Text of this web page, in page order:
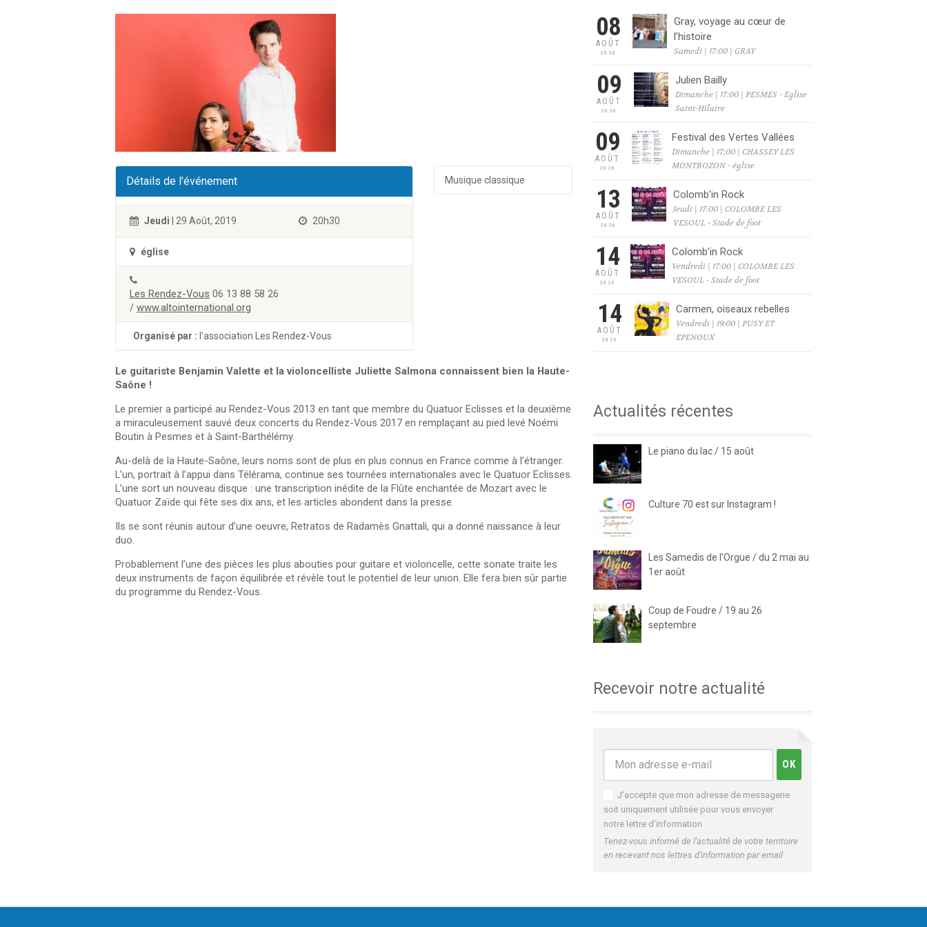
Détails de l'événement
Jeudi | 29 Août, 2019 20h30
église
Les Rendez-Vous 06 13 88 58 26
/ www.altointernational.org
Organisé par : l'association Les Rendez-Vous
Musique classique
Le guitariste Benjamin Valette et la violoncelliste Juliette Salmona connaissent bien la Haute-
Saône !
Le premier a participé au Rendez-Vous 2013 en tant que membre du Quatuor Eclisses et la deuxième
a miraculeusement sauvé deux concerts du Rendez-Vous 2017 en remplaçant au pied levé Noémi
Boutin à Pesmes et à Saint-Barthélémy.
Au-delà de la Haute-Saône, leurs noms sont de plus en plus connus en France comme à l’étranger.
L’un, portrait à l’appui dans Télérama, continue ses tournées internationales avec le Quatuor Eclisses.
L’une sort un nouveau disque : une transcription inédite de la Flûte enchantée de Mozart avec le
Quatuor Zaïde qui fête ses dix ans, et les articles abondent dans la presse.
Ils se sont réunis autour d’une oeuvre, Retratos de Radamès Gnattali, qui a donné naissance à leur
duo.
Probablement l’une des pièces les plus abouties pour guitare et violoncelle, cette sonate traite les
deux instruments de façon équilibrée et révèle tout le potentiel de leur union. Elle fera bien sûr partie
du programme du Rendez-Vous.
08
AOÛT
2026
Gray, voyage au cœur de
l’histoire
Samedi | 17:00 | GRAY
09
AOÛT
2026
Julien Bailly
Dimanche | 17:00 | PESMES - Eglise
Saint-Hilaire
09
AOÛT
2026
Festival des Vertes Vallées
Dimanche | 17:00 | CHASSEY LES
MONTBOZON - église
13
AOÛT
2026
Colomb’in Rock
Jeudi | 17:00 | COLOMBE LES
VESOUL - Stade de foot
14
AOÛT
2026
Colomb’in Rock
Vendredi | 17:00 | COLOMBE LES
VESOUL - Stade de foot
14
AOÛT
2026
Carmen, oiseaux rebelles
Vendredi | 19:00 | PUSY ET
EPENOUX
Actualités récentes
Le piano du lac / 15 août
Culture 70 est sur Instagram !
Les Samedis de l’Orgue / du 2 mai au
1er août
Coup de Foudre / 19 au 26
septembre
Recevoir notre actualité
J'accepte que mon adresse de messagerie
soit uniquement utilisée pour vous envoyer
notre lettre d'information
Tenez-vous informé de l'actualité de votre territoire
en recevant nos lettres d'information par email